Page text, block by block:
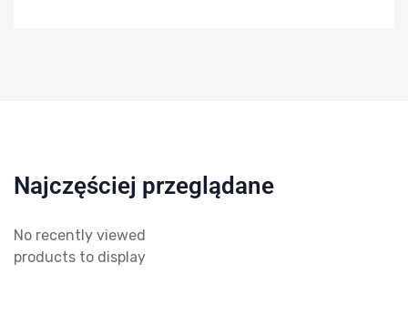
Najczęściej przeglądane
No recently viewed
products to display